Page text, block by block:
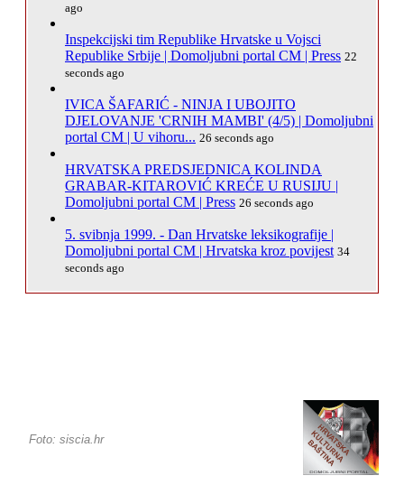
ago
Inspekcijski tim Republike Hrvatske u Vojsci
Republike Srbije | Domoljubni portal CM | Press 22
seconds ago
IVICA ŠAFARIĆ - NINJA I UBOJITO
DJELOVANJE 'CRNIH MAMBI' (4/5) | Domoljubni
portal CM | U vihoru... 26 seconds ago
HRVATSKA PREDSJEDNICA KOLINDA
GRABAR-KITAROVIĆ KREĆE U RUSIJU |
Domoljubni portal CM | Press 26 seconds ago
5. svibnja 1999. - Dan Hrvatske leksikografije |
Domoljubni portal CM | Hrvatska kroz povijest 34
seconds ago
Foto: siscia.hr